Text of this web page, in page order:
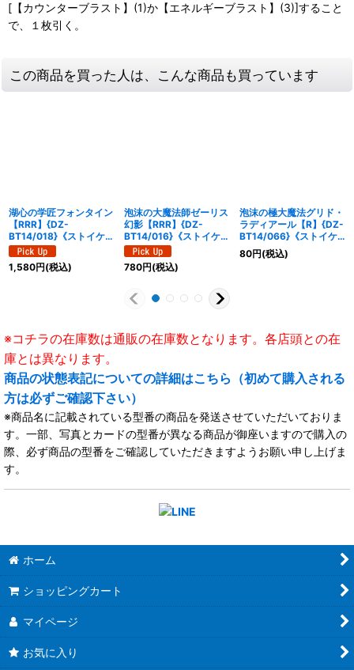
[【カウンターブラスト】(1)か【エネルギーブラスト】(3)]すること
で、１枚引く。
この商品を買った人は、こんな商品も買っています
湖心の学匠フォンタイン
【RRR】{DZ-
BT14/018}《ストイケイ
ア》
1,580円(税込)
泡沫の大魔法師ゼーリス
幻影【RRR】{DZ-
BT14/016}《ストイケイ
ア》
780円(税込)
泡沫の極大魔法グリド・
ラディアール【R】{DZ-
BT14/066}《ストイケ
イア》
80円(税込)
※コチラの在庫数は通販の在庫数となります。各店頭との在
庫とは異なります。
商品の状態表記についての詳細はこちら（初めて購入される
方は必ずご確認下さい）
※商品名に記載されている型番の商品を発送させていただいておりま
す。一部、写真とカードの型番が異なる商品が御座いますので購入の
際、必ず商品の型番をご確認していただきますようお願い申し上げま
す。
ホーム
ショッピングカート
マイページ
お気に入り